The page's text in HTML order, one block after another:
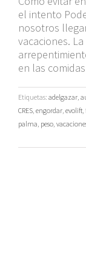
el intento
nosotros
vacaciones.
en las
Etiquetas: adelgazar,
CRES, engordar, evolift,
palma, peso,